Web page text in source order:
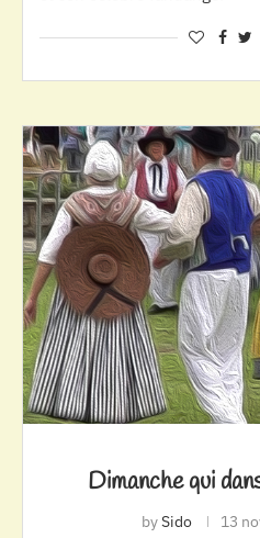
Dimanche qui
bySido 13